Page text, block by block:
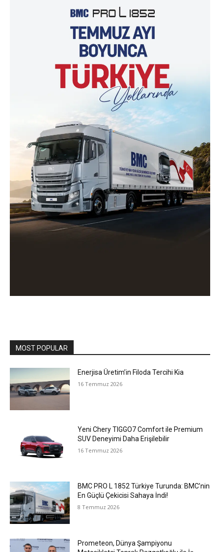
MOST POPULAR
Enerjisa Üretim’in Filoda Tercihi Kia
16 Temmuz 2026
Yeni Chery TIGGO7 Comfort ile Premium
SUV Deneyimi Daha Erişilebilir
16 Temmuz 2026
BMC PRO L 1852 Türkiye Turunda: BMC’nin
En Güçlü Çekicisi Sahaya İndi!
8 Temmuz 2026
Prometeon, Dünya Şampiyonu